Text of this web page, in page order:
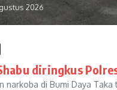
2026
diringkus
narkoba di Bumi Daya